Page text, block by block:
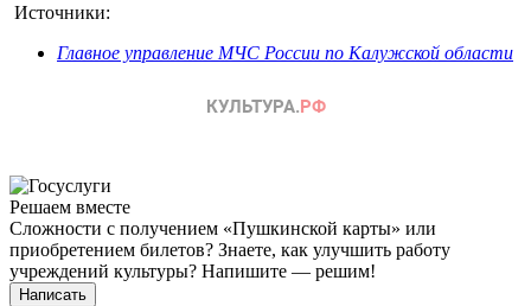
Источники:
Главное управление МЧС России по Калужской области
Решаем вместе
Сложности с получением «Пушкинской карты» или
приобретением билетов? Знаете, как улучшить работу
учреждений культуры? Напишите — решим!
Написать